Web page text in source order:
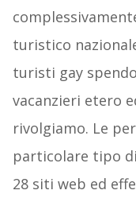
turistico
turisti gay
vacanzieri etero
rivolgiamo. Le
particolare tipo
28 siti web ed